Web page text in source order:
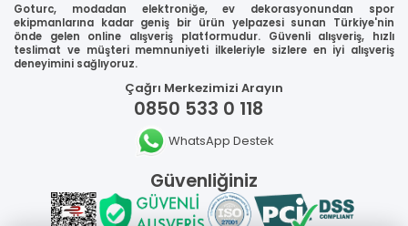
Goturc, modadan elektroniğe, ev dekorasyonundan spor
ekipmanlarına kadar geniş bir ürün yelpazesi sunan Türkiye'nin
önde gelen online alışveriş platformudur. Güvenli alışveriş, hızlı
teslimat ve müşteri memnuniyeti ilkeleriyle sizlere en iyi alışveriş
deneyimini sağlıyoruz.
Çağrı Merkezimizi Arayın
0850 533 0 118
WhatsApp Destek
Güvenliğiniz